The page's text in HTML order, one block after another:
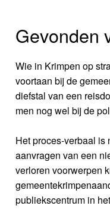
Gevonden
Wie in Krimpen op
voortaan bij de
diefstal van een
men nog wel bij de
Het proces-verbaal is
aanvragen van een
verloren voorwerpen
publiekscentrum in